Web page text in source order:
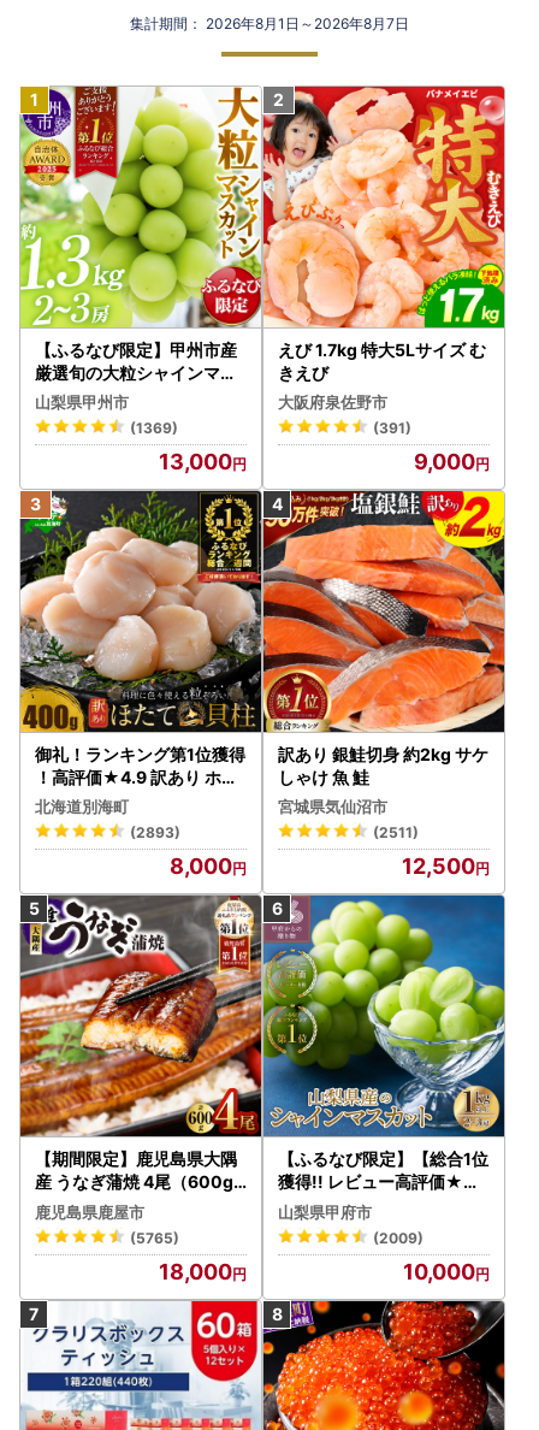
集計期間： 2026年8月1日～2026年8月7日
【ふるなび限定】甲州市産
厳選旬の大粒シャインマス
カット 約1.3kg 2～3房【2
026年発送】（MG）B12-
472 FN-Limited-VO シャ
インマスカット フルーツ
山梨県甲州市
(1369)
13,000
えび 1.7kg 特大5Lサイズ む
きえび
大阪府泉佐野市
(391)
9,000
御礼！ランキング第1位獲得
！高評価★4.9 訳あり ホタ
テ 400g（ほたて 帆立 貝柱
冷凍 ）
北海道別海町
(2893)
8,000
訳あり 銀鮭切身 約2kg サケ
しゃけ 魚 鮭
宮城県気仙沼市
(2511)
12,500
【期間限定】鹿児島県大隅
産 うなぎ蒲焼 4尾（600g
） KN007-004-04-cp18
うなぎ 鰻 魚 惣菜 総菜
鹿児島県鹿屋市
(5765)
18,000
【ふるなび限定】【総合1位
獲得!! レビュー高評価★】
〈2026年度配送分〉山梨
県産 シャインマスカット 2
～3房（1.0kg以上）シャイ
ン フルーツ FN-Limited-S
P
山梨県甲府市
(2009)
10,000